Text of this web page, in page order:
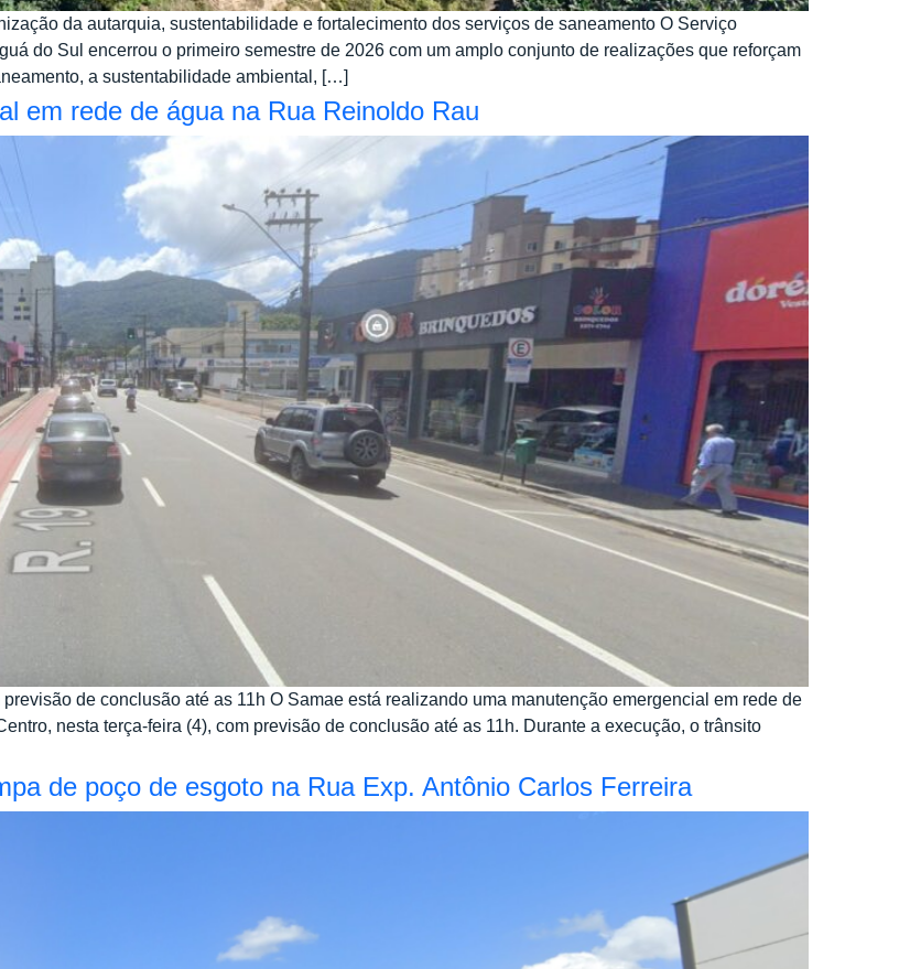
da autarquia, sustentabilidade e fortalecimento dos serviços de saneamento O Serviço
do Sul encerrou o primeiro semestre de 2026 com um amplo conjunto de realizações que reforçam
a sustentabilidade ambiental, […]
em rede de água na Rua Reinoldo Rau
de conclusão até as 11h O Samae está realizando uma manutenção emergencial em rede de
nesta terça-feira (4), com previsão de conclusão até as 11h. Durante a execução, o trânsito
de poço de esgoto na Rua Exp. Antônio Carlos Ferreira